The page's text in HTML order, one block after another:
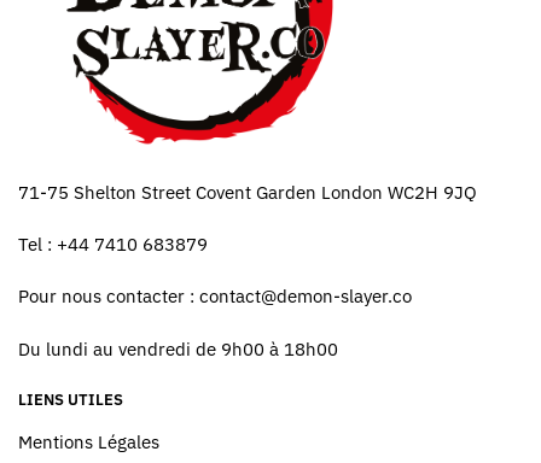
71-75 Shelton Street Covent Garden London WC2H 9JQ
Tel : +44 7410 683879
Pour nous contacter : contact@demon-slayer.co
Du lundi au vendredi de 9h00 à 18h00
LIENS UTILES
Mentions Légales